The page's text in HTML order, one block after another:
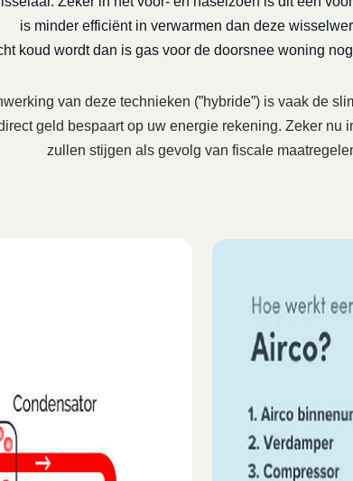
is minder efficiënt in verwarmen dan deze
koud wordt dan is gas voor de doorsnee woning
van deze technieken (”hybride”) is vaak de
geld bespaart op uw energie rekening. Zeker nu
zullen stijgen als gevolg van fiscale